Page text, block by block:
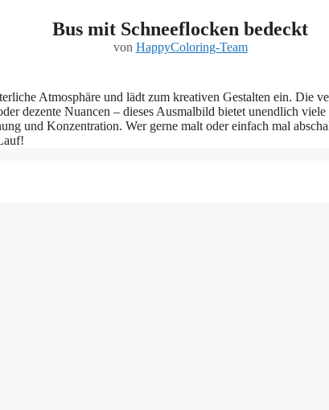
Bus mit Schneeflocken bedeckt
von HappyColoring-Team
Atmosphäre und lädt zum kreativen Gestalten ein. Die
dezente Nuancen – dieses Ausmalbild bietet unendlich
und Konzentration. Wer gerne malt oder einfach mal